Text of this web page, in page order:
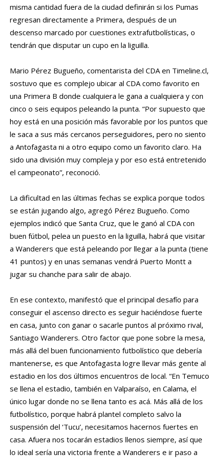
misma cantidad fuera de la ciudad definirán si los Pumas
regresan directamente a Primera, después de un
descenso marcado por cuestiones extrafutbolísticas, o
tendrán que disputar un cupo en la liguilla.
Mario Pérez Bugueño, comentarista del CDA en Timeline.cl,
sostuvo que es complejo ubicar al CDA como favorito en
una Primera B donde cualquiera le gana a cualquiera y con
cinco o seis equipos peleando la punta. “Por supuesto que
hoy está en una posición más favorable por los puntos que
le saca a sus más cercanos perseguidores, pero no siento
a Antofagasta ni a otro equipo como un favorito claro. Ha
sido una división muy compleja y por eso está entretenido
el campeonato”, reconoció.
La dificultad en las últimas fechas se explica porque todos
se están jugando algo, agregó Pérez Bugueño. Como
ejemplos indicó que Santa Cruz, que le ganó al CDA con
buen fútbol, pelea un puesto en la liguilla, habrá que visitar
a Wanderers que está peleando por llegar a la punta (tiene
41 puntos) y en unas semanas vendrá Puerto Montt a
jugar su chanche para salir de abajo.
En ese contexto, manifestó que el principal desafío para
conseguir el ascenso directo es seguir haciéndose fuerte
en casa, junto con ganar o sacarle puntos al próximo rival,
Santiago Wanderers. Otro factor que pone sobre la mesa,
más allá del buen funcionamiento futbolístico que debería
mantenerse, es que Antofagasta logre llevar más gente al
estadio en los dos últimos encuentros de local. “En Temuco
se llena el estadio, también en Valparaíso, en Calama, el
único lugar donde no se llena tanto es acá. Más allá de los
futbolístico, porque habrá plantel completo salvo la
suspensión del ‘Tucu’, necesitamos hacernos fuertes en
casa. Afuera nos tocarán estadios llenos siempre, así que
lo ideal sería una victoria frente a Wanderers e ir paso a